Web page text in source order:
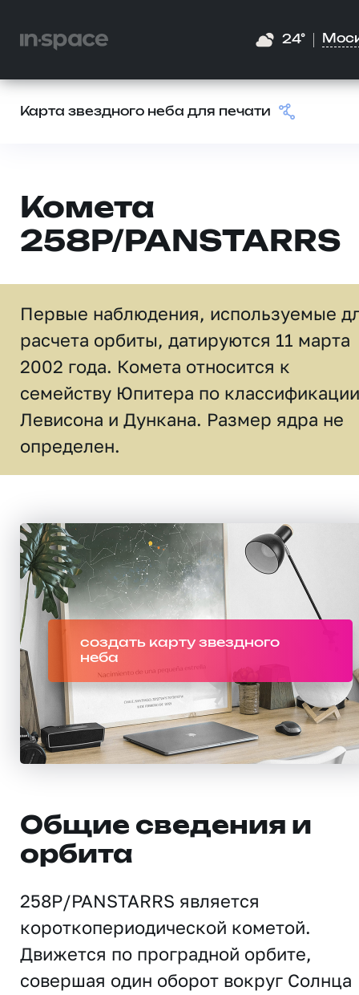
24°
Карта звездного неба для печати
Комета
258P/PANSTARRS
Первые наблюдения, используемые
расчета орбиты, датируются 11 марта
2002 года. Комета относится к
семейству Юпитера по классификации
Левисона и Дункана. Размер ядра не
определен.
создать карту звездного
неба
Общие сведения и
орбита
258P/PANSTARRS является
короткопериодической кометой.
Движется по проградной орбите,
совершая один оборот вокруг Солнца